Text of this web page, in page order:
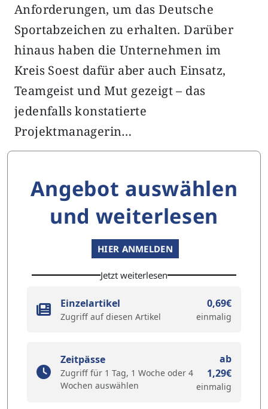
Anforderungen, um das Deutsche
Sportabzeichen zu erhalten. Darüber
hinaus haben die Unternehmen im
Kreis Soest dafür aber auch Einsatz,
Teamgeist und Mut gezeigt – das
jedenfalls konstatierte
Projektmanagerin…
Angebot auswählen
und weiterlesen
HIER ANMELDEN
Jetzt weiterlesen
Einzelartikel
Zugriff auf diesen Artikel
0,69€
einmalig
Zeitpässe
Zugriff für 1 Tag, 1 Woche oder 4
Wochen auswählen
ab
1,29€
einmalig